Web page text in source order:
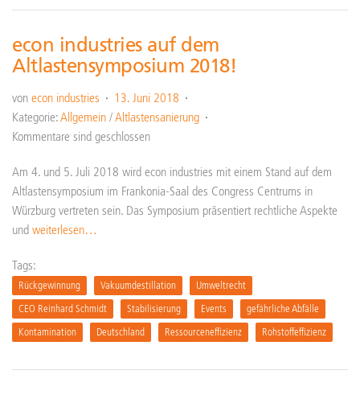
econ industries auf dem
Altlastensymposium 2018!
von econ industries
13. Juni 2018
Kategorie:Allgemein /Altlastensanierung
Kommentare sind geschlossen
Am 4. und 5. Juli 2018 wird econ industries mit einem Stand auf dem
Altlastensymposium im Frankonia-Saal des Congress Centrums in
Würzburg vertreten sein. Das Symposium präsentiert rechtliche Aspekte
und weiterlesen…
Tags:
Rückgewinnung Vakuumdestillation
Umweltrecht
CEO Reinhard Schmidt
Stabilisierung Events
gefährliche Abfälle
Kontamination
Deutschland Ressourceneffizienz Rohstoffeffizienz